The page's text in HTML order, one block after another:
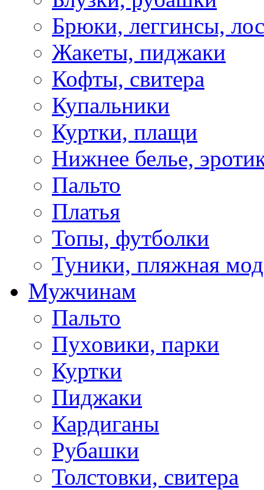
Брюки, леггинсы,
Жакеты, пиджаки
Кофты, свитера
Купальники
Куртки, плащи
Нижнее белье,
Пальто
Платья
Топы, футболки
Туники, пляжная
Мужчинам
Пальто
Пуховики, парки
Куртки
Пиджаки
Кардиганы
Рубашки
Толстовки, свитера